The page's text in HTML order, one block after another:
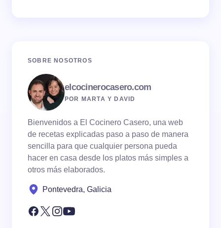
SOBRE NOSOTROS
elcocinerocasero.com
POR MARTA Y DAVID
Bienvenidos a El Cocinero Casero, una web
de recetas explicadas paso a paso de manera
sencilla para que cualquier persona pueda
hacer en casa desde los platos más simples a
otros más elaborados.
Pontevedra, Galicia